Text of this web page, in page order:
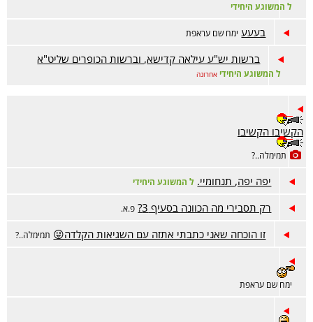
ל המשוגע היחידי
בעעע ימח שם עראפת
ברשות יש"ע עילאה קדישא, וברשות הכופרים שליט"א
ל המשוגע היחידי אחרונה
הקשיבו הקשיבו
תמימלה..?
יפה יפה, תנחומיי. ל המשוגע היחידי
רק תסבירי מה הכוונה בסעיף 3? פ.א.
זו הוכחה שאני כתבתי אתזה עם השגיאות הקלדה😜 תמימלה..?
ימח שם עראפת